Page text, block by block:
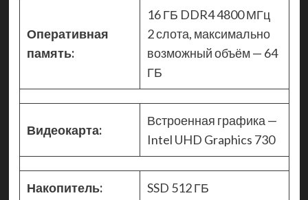
Оперативная
память:
16 ГБ DDR4 4800 МГц
2 слота, максимально
возможный объём — 64
ГБ
Видеокарта:
Встроенная графика —
Intel UHD Graphics 730
Накопитель: SSD 512 ГБ